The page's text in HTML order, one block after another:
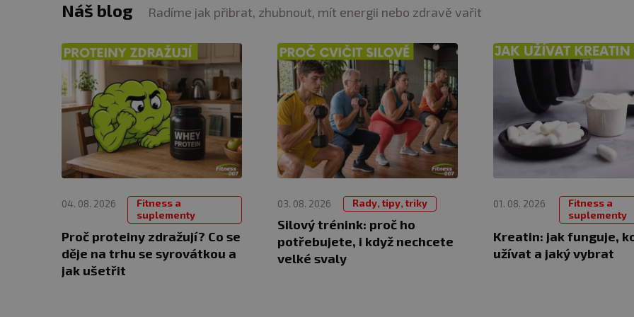
Náš blog Radíme jak přibrat, zhubnout, mít energii nebo zdravě vařit
04. 08. 2026
Fitness a
suplementy
Proč proteiny zdražují? Co se
děje na trhu se syrovátkou a
jak ušetřit
03. 08. 2026 Rady, tipy, triky
Silový trénink: proč ho
potřebujete, i když nechcete
velké svaly
01. 08. 2026
Fitness a
suplementy
Kreatin: jak funguje,
užívat a jaký vybrat